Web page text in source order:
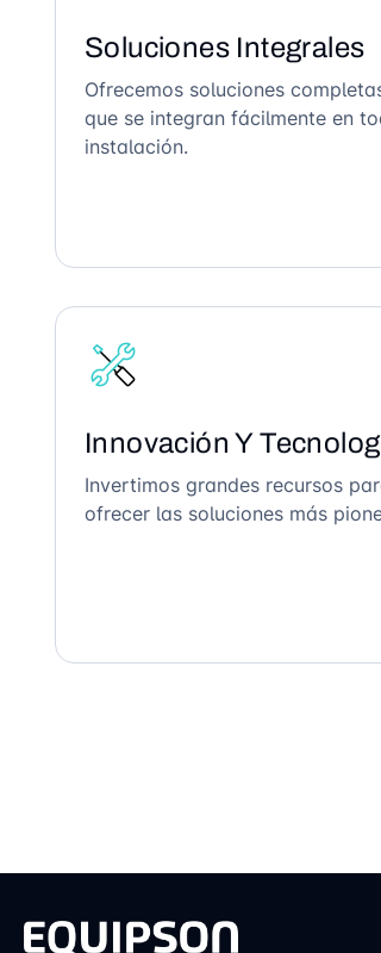
Soluciones Integrales
Ofrecemos soluciones
que se integran fácilmente en
instalación.
Innovación Y
Invertimos grandes recursos
ofrecer las soluciones más